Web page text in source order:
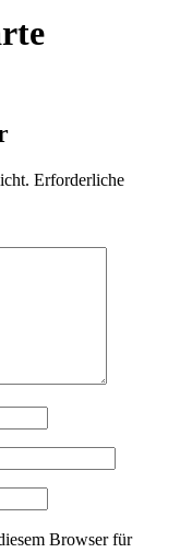
Erforderliche
Browser für